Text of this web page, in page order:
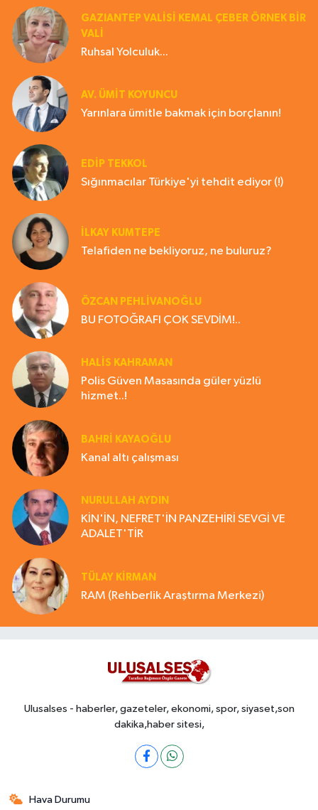
GAZIANTEP VALISI KEMAL ÇEBER ÖRNEK BİR
VALİ
Ruhsal Yolculuk...
AV. ÜMIT KOYUNCU
Yarınlara ümitle bakmak için borçlanın!
EDIP TEKKOL
Sığınmacılar Türkiye'yi tehdit ediyor (!)
İLKAY KUMTEPE
Telafiden ne bekliyoruz, ne buluruz?
ÖZCAN PEHLİVANOĞLU
BU FOTOĞRAFI ÇOK SEVDİM!..
HALIS KAHRAMAN
Polis Güven Masasında güler yüzlü
hizmet..!
BAHRI KAYAOĞLU
Kanal altı çalışması
NURULLAH AYDIN
KİN'İN, NEFRET'İN PANZEHİRİ SEVGİ VE
ADALET'TİR
TÜLAY KİRMAN
RAM (Rehberlik Araştırma Merkezi)
Ulusalses - haberler, gazeteler, ekonomi, spor, siyaset,son
dakika,haber sitesi,
Hava Durumu